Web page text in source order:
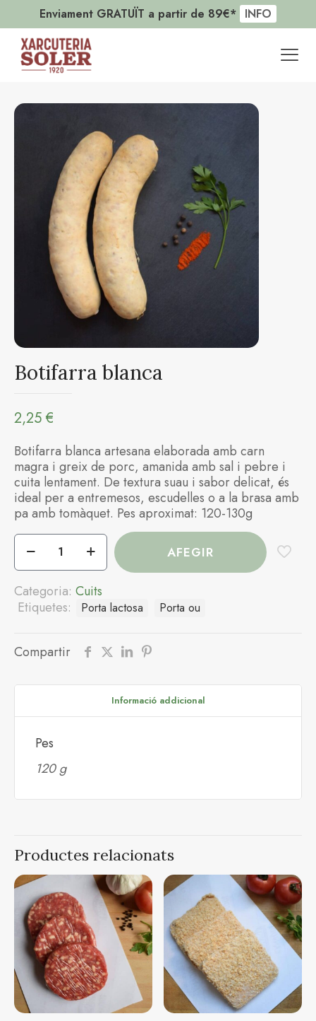
Enviament GRATUÏT a partir de 89€* INFO
Botifarra blanca
2,25 €
Botifarra blanca artesana elaborada amb carn
magra i greix de porc, amanida amb sal i pebre i
cuita lentament. De textura suau i sabor delicat, és
ideal per a entremesos, escudelles o a la brasa amb
pa amb tomàquet. Pes aproximat: 120-130g
quantitat
de
Botifarra
blanca
AFEGIR
Categoria: Cuits
Etiquetes:
Porta lactosa Porta ou
Compartir
Informació addicional
Pes
120 g
Productes relacionats